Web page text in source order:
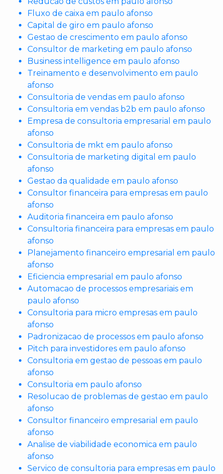
Fluxo de caixa em paulo afonso
Capital de giro em paulo afonso
Gestao de crescimento em paulo afonso
Consultor de marketing em paulo afonso
Business intelligence em paulo afonso
Treinamento e desenvolvimento em paulo
afonso
Consultoria de vendas em paulo afonso
Consultoria em vendas b2b em paulo afonso
Empresa de consultoria empresarial em paulo
afonso
Consultoria de mkt em paulo afonso
Consultoria de marketing digital em paulo
afonso
Gestao da qualidade em paulo afonso
Consultor financeira para empresas em paulo
afonso
Auditoria financeira em paulo afonso
Consultoria financeira para empresas em paulo
afonso
Planejamento financeiro empresarial em paulo
afonso
Eficiencia empresarial em paulo afonso
Automacao de processos empresariais em
paulo afonso
Consultoria para micro empresas em paulo
afonso
Padronizacao de processos em paulo afonso
Pitch para investidores em paulo afonso
Consultoria em gestao de pessoas em paulo
afonso
Consultoria em paulo afonso
Resolucao de problemas de gestao em paulo
afonso
Consultor financeiro empresarial em paulo
afonso
Analise de viabilidade economica em paulo
afonso
Servico de consultoria para empresas em paulo